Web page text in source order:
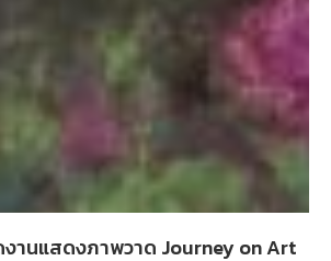
งานแสดงภาพวาด Journey on Art